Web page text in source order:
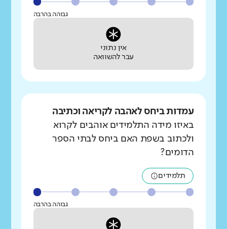
גבוהה בהרבה
אין נתוני
עבר להשוואה
עמדות ביחס לאהבה לקריאה וכתיבה
באיזו מידה התלמידים אוהבים לקרוא
ולכתוב בשפת האם ביחס לבתי הספר
הדומים?
תלמידים
גבוהה בהרבה